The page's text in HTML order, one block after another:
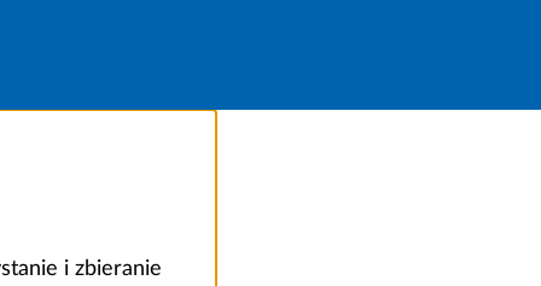
i zbieranie